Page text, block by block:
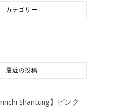
カテゴリー
最近の投稿
Shantung】ピンク